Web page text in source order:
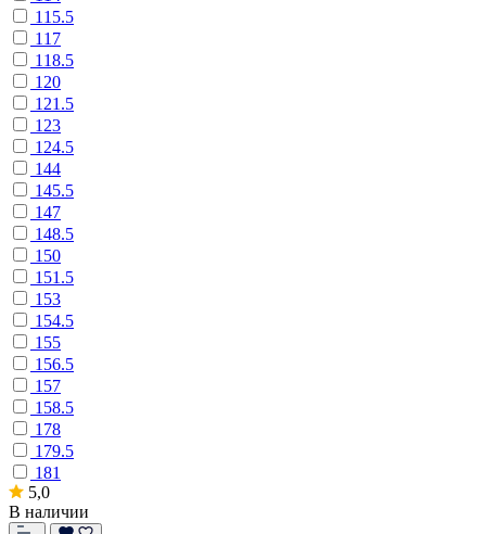
115.5
117
118.5
120
121.5
123
124.5
144
145.5
147
148.5
150
151.5
153
154.5
155
156.5
157
158.5
178
179.5
181
5,0
В наличии